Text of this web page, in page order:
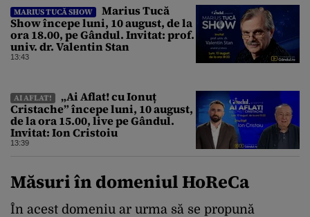
MARIUS TUCĂ SHOW
Marius Tucă
Show începe luni, 10 august, de la
ora 18.00, pe Gândul. Invitat: prof.
univ. dr. Valentin Stan
13:43
AI AFLAT!
„Ai Aflat! cu Ionuț
Cristache” începe luni, 10 august,
de la ora 15.00, live pe Gândul.
Invitat: Ion Cristoiu
13:39
Măsuri în domeniul HoReCa
În acest domeniu ar urma să se propună